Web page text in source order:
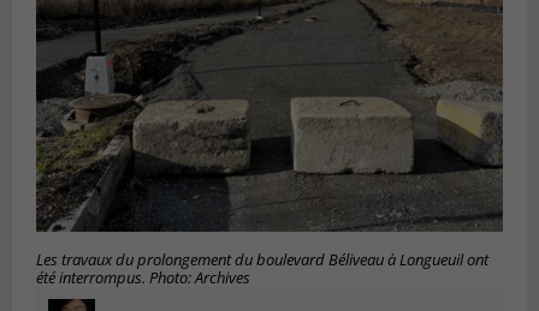
Les travaux du prolongement du boulevard Béliveau à Longueuil ont
été interrompus. Photo: Archives